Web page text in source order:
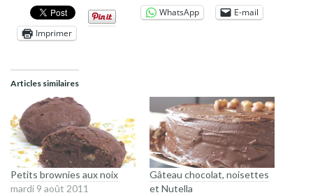
WhatsApp
E-mail
Imprimer
Articles similaires
Petits brownies aux noix
mardi 9 août 2011
Gâteau chocolat, noisettes
et Nutella